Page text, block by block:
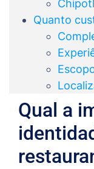
Quanto
Qual a